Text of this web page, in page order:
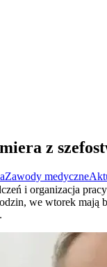
z
Zawody medyczne
i organizacja
we wtorek